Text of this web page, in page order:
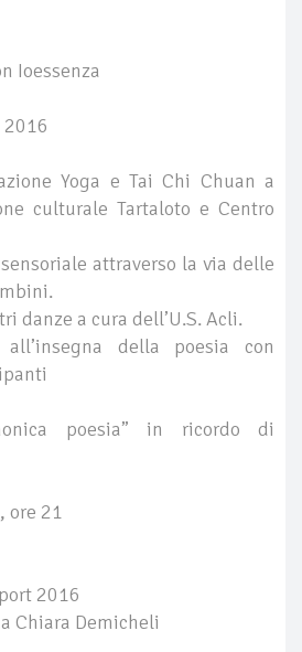
Ioessenza
2016
Yoga e Tai Chi Chuan a
culturale Tartaloto e Centro
attraverso la via delle
danze a cura dell’U.S. Acli.
della poesia con
poesia” in ricordo di
ore 21
2016
Chiara Demicheli